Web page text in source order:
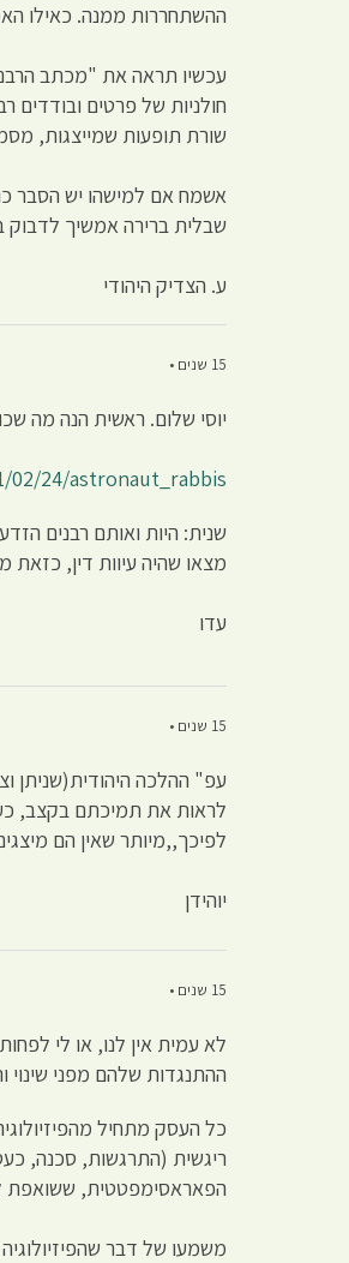
ההשתחררות ממנה. כאילו
עכשיו תראה את "מכתב
חולניות של פרטים ובודדים
שורת תופעות שמייצגות,
אשמח אם למישהו יש הסבר
שבלית ברירה אמשיך לדבוק
ע. הצדיק היהודי
15 שנים •
יוסי שלום. ראשית הנה מה
24/astronaut_rabbis/
שנית: היות ואותם רבנים
מצאו שהיה עיוות דין,
עדו
15 שנים •
עפ" ההלכה היהודית(שניתן
לראות את תמיכתם בקצב,
לפיכך,,מיותר שאין הם
יוהידן
15 שנים •
לא עמית אין לנו, או לי
ההתנגדות שלהם מפני שינוי
כל העסק מתחיל
ריגשית (התרגשות, סכנה,
הפאראסימפטטית, ששואפת
משמעו של דבר